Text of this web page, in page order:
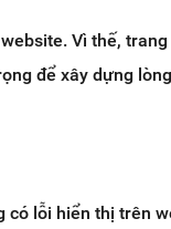
Vì thế,
để xây dựng
có lỗi hiển thị trên